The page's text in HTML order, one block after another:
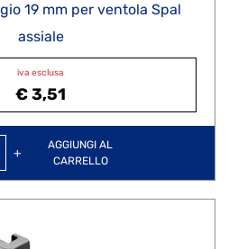
19 mm per ventola Spal
assiale
iva esclusa
€ 3,51
QuantitàAGGIUNGI AL
CARRELLO